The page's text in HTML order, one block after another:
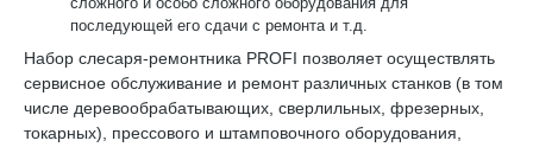
последующей его сдачи с ремонта и т.д.
Набор слесаря-ремонтника PROFI позволяет осуществлять
сервисное обслуживание и ремонт различных станков (в том
числе деревообрабатывающих, сверлильных, фрезерных,
токарных), прессового и штамповочного оборудования,